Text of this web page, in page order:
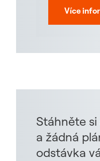
Více
Stáhněte
a žádná
odstávka